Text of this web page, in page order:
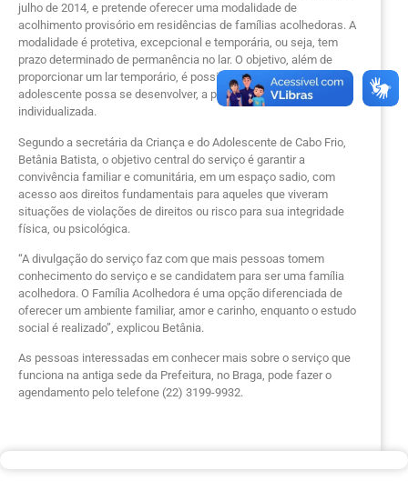
julho de 2014, e pretende oferecer uma modalidade de
acolhimento provisório em residências de famílias acolhedoras. A
modalidade é protetiva, excepcional e temporária, ou seja, tem
prazo determinado de permanência no lar. O objetivo, além de
proporcionar um lar temporário, é possibilitar que a criança ou o
adolescente possa se desenvolver, a partir de uma atenção
individualizada.
Segundo a secretária da Criança e do Adolescente de Cabo Frio,
Betânia Batista, o objetivo central do serviço é garantir a
convivência familiar e comunitária, em um espaço sadio, com
acesso aos direitos fundamentais para aqueles que viveram
situações de violações de direitos ou risco para sua integridade
física, ou psicológica.
“A divulgação do serviço faz com que mais pessoas tomem
conhecimento do serviço e se candidatem para ser uma família
acolhedora. O Família Acolhedora é uma opção diferenciada de
oferecer um ambiente familiar, amor e carinho, enquanto o estudo
social é realizado”, explicou Betânia.
As pessoas interessadas em conhecer mais sobre o serviço que
funciona na antiga sede da Prefeitura, no Braga, pode fazer o
agendamento pelo telefone (22) 3199-9932.